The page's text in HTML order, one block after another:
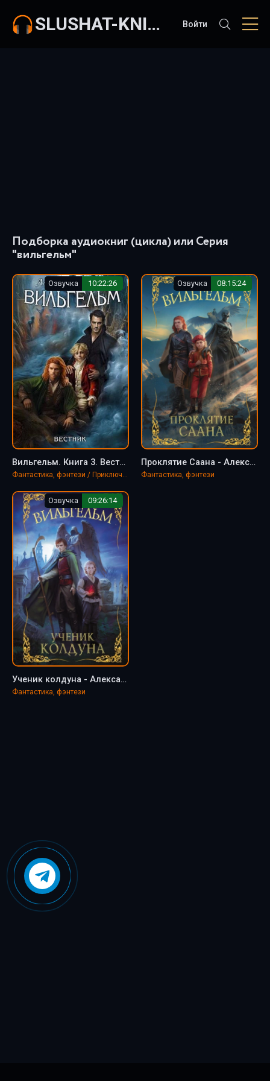
SLUSHAT-KNIGI.COM Войти
Подборка аудиокниг (цикла) или Серия
"вильгельм"
Озвучка 10:22:26
Вильгельм. Книга 3. Вестник - Александра Лисина
Фантастика, фэнтези / Приключения
Озвучка 08:15:24
Проклятие Саана - Александра Лисина
Фантастика, фэнтези
Озвучка 09:26:14
Ученик колдуна - Александра Лисина
Фантастика, фэнтези